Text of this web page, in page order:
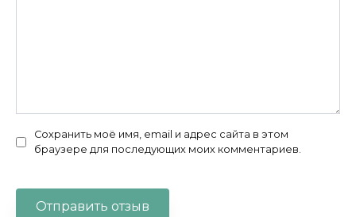
Сохранить моё имя, email и адрес сайта в этом
браузере для последующих моих комментариев.